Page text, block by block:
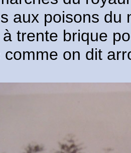
aux poisons du
trente brique
comme on dit